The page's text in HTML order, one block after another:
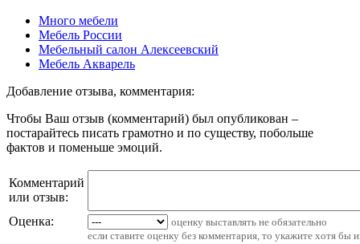
Много мебели
Мебель России
Мебельный салон Алексеевский
Мебель Акварель
Добавление отзыва, комментария:
Чтобы Ваш отзыв (комментарий) был опубликован –
постарайтесь писать грамотно и по существу, побольше
фактов и поменьше эмоций.
Комментарий
или отзыв:
Оценка:
оценку выставлять не обязательно
если ставите оценку без комментария, то укажите хотя бы